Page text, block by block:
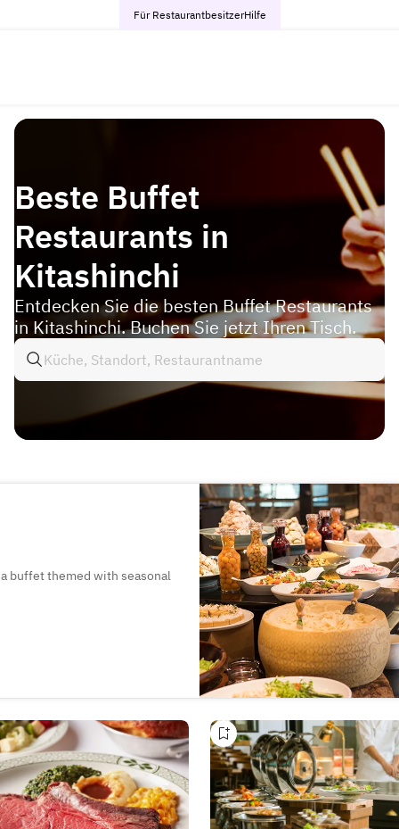
Für RestaurantbesitzerHilfe
Beste Buffet
Restaurants in
Kitashinchi
Entdecken Sie die besten Buffet Restaurants
in Kitashinchi. Buchen Sie jetzt Ihren Tisch.
buffet themed with seasonal